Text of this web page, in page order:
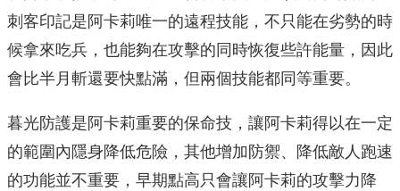
刺客印記是阿卡莉唯一的遠程技能，不只能在劣勢的時
候拿來吃兵，也能夠在攻擊的同時恢復些許能量，因此
會比半月斬還要快點滿，但兩個技能都同等重要。
暮光防護是阿卡莉重要的保命技，讓阿卡莉得以在一定
的範圍內隱身降低危險，其他增加防禦、降低敵人跑速
的功能並不重要，早期點高只會讓阿卡莉的攻擊力降